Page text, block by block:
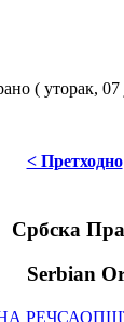
( уторак, 07
< Претходно
Србска
Serbian
РЕЧ